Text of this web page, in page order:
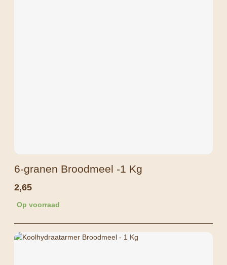
6-granen Broodmeel -1 Kg
2,65
Op voorraad